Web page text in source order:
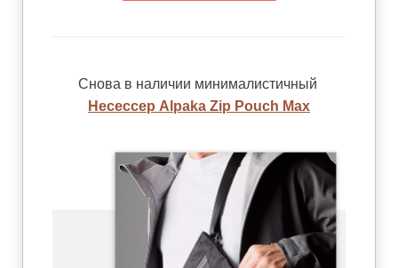
Снова в наличии минималистичный
Несессер Alpaka Zip Pouch Max